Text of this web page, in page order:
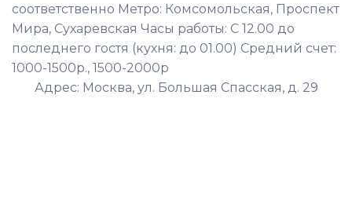
соответственно Метро: Комсомольская, Проспект
Мира, Сухаревская Часы работы: С 12.00 до
последнего гостя (кухня: до 01.00) Средний счет:
1000-1500р., 1500-2000р
Адрес: Москва, ул. Большая Спасская, д. 29